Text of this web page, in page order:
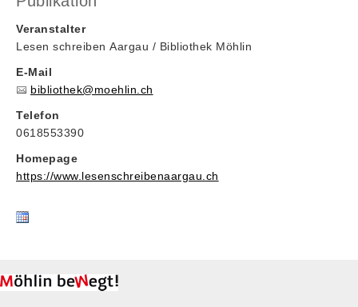
Veranstalter
Lesen schreiben Aargau / Bibliothek Möhlin
E-Mail
bibliothek@moehlin.ch
Telefon
0618553390
Homepage
https://www.lesenschreibenaargau.ch